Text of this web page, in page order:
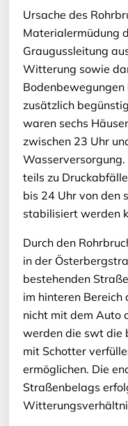
Ursache des
Materialermüdung
Graugussleitung
Witterung sowie
Bodenbewegungen
zusätzlich
waren sechs
zwischen 23 Uhr
teils zu
bis 24 Uhr von den
stabilisiert werden
Durch den
in der
bestehenden
im hinteren
nicht mit dem Auto
werden die swt die
mit Schotter
ermöglichen. Die
Straßenbelags